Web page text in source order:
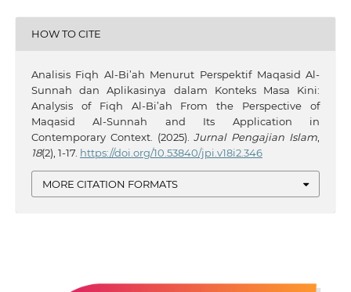
HOW TO CITE
Analisis Fiqh Al-Bi’ah Menurut Perspektif Maqasid Al-
Sunnah dan Aplikasinya dalam Konteks Masa Kini:
Analysis of Fiqh Al-Bi’ah From the Perspective of
Maqasid Al-Sunnah and Its Application in
Contemporary Context. (2025).Jurnal Pengajian Islam
18(2), 1-17. https://doi.org/10.53840/jpi.v18i2.346
MORE CITATION FORMATS